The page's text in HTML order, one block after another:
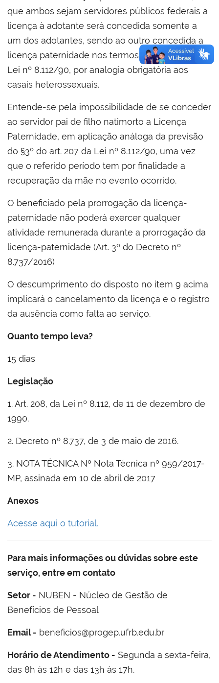
que ambos sejam servidores públicos federais a
licença à adotante será concedida somente a
um dos adotantes, sendo ao outro concedida a
licença paternidade nos termos do art. 208 da
Lei nº 8.112/90, por analogia obrigatória aos
casais heterossexuais.
Entende-se pela impossibilidade de se conceder
ao servidor pai de filho natimorto a Licença
Paternidade, em aplicação análoga da previsão
do §3º do art. 207 da Lei nº 8.112/90, uma vez
que o referido período tem por finalidade a
recuperação da mãe no evento ocorrido.
O beneficiado pela prorrogação da licença-
paternidade não poderá exercer qualquer
atividade remunerada durante a prorrogação da
licença-paternidade (Art. 3º do Decreto nº
8.737/2016)
O descumprimento do disposto no item 9 acima
implicará o cancelamento da licença e o registro
da ausência como falta ao serviço.
Quanto tempo leva?
15 dias
Legislação
1. Art. 208, da Lei nº 8.112, de 11 de dezembro de
1990.
2. Decreto nº 8.737, de 3 de maio de 2016.
3. NOTA TÉCNICA Nº Nota Técnica nº 959/2017-
MP, assinada em 10 de abril de 2017
Anexos
Acesse aqui o tutorial.
Para mais informações ou dúvidas sobre este
serviço, entre em contato
Setor - NUBEN - Núcleo de Gestão de
Benefícios de Pessoal
Email - beneficios@progep.ufrb.edu.br
Horário de Atendimento - Segunda a sexta-feira,
das 8h às 12h e das 13h às 17h.